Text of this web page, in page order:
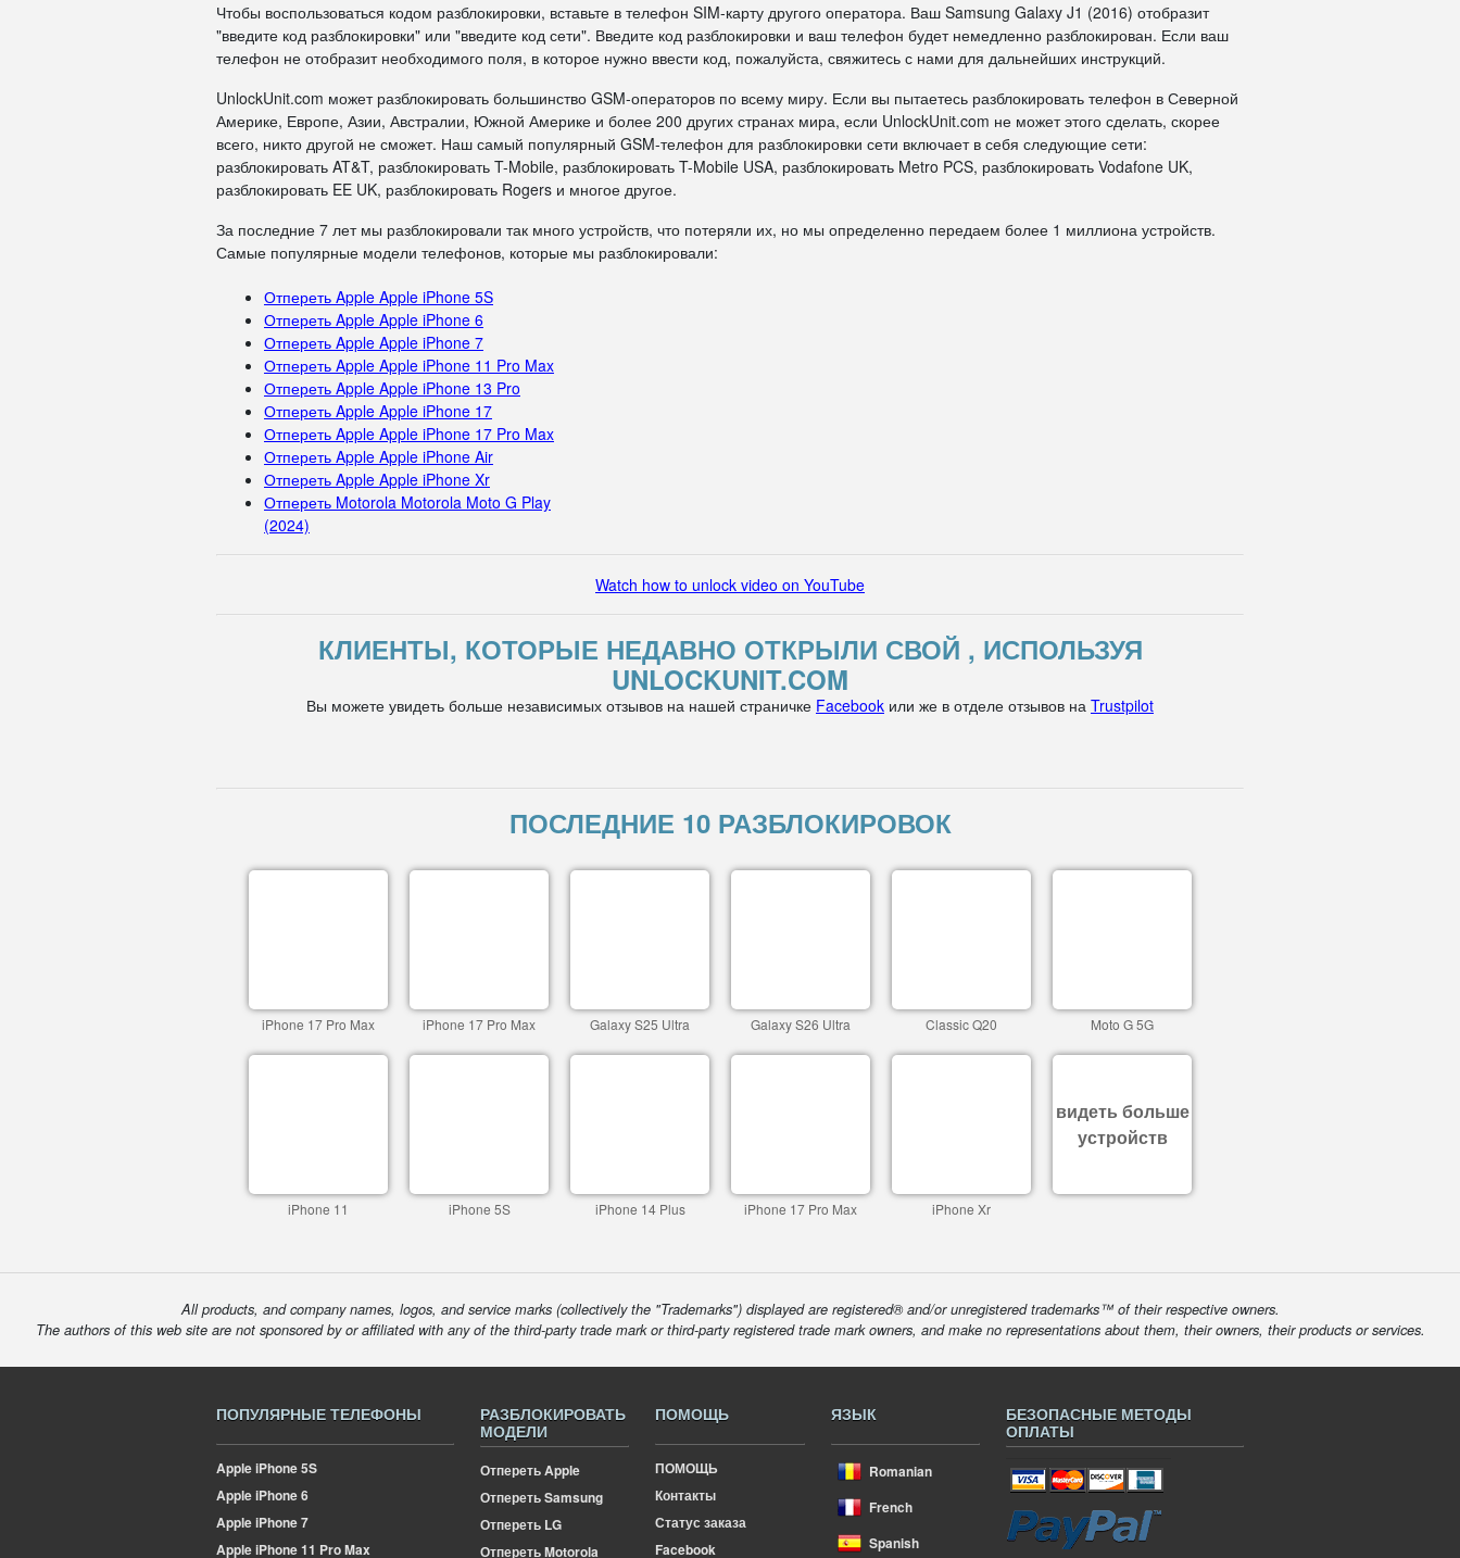
Чтобы воспользоваться кодом разблокировки, вставьте в телефон SIM-карту другого оператора. Ваш Samsung Galaxy J1 (2016) отобразит
"введите код разблокировки" или "введите код сети". Введите код разблокировки и ваш телефон будет немедленно разблокирован. Если ваш
телефон не отобразит необходимого поля, в которое нужно ввести код, пожалуйста, свяжитесь с нами для дальнейших инструкций.
UnlockUnit.com может разблокировать большинство GSM-операторов по всему миру. Если вы пытаетесь разблокировать телефон в Северной
Америке, Европе, Азии, Австралии, Южной Америке и более 200 других странах мира, если UnlockUnit.com не может этого сделать, скорее
всего, никто другой не сможет. Наш самый популярный GSM-телефон для разблокировки сети включает в себя следующие сети:
разблокировать AT&T, разблокировать T-Mobile, разблокировать T-Mobile USA, разблокировать Metro PCS, разблокировать Vodafone UK,
разблокировать EE UK, разблокировать Rogers и многое другое.
За последние 7 лет мы разблокировали так много устройств, что потеряли их, но мы определенно передаем более 1 миллиона устройств.
Самые популярные модели телефонов, которые мы разблокировали:
Отпереть Apple Apple iPhone 5S
Отпереть Apple Apple iPhone 6
Отпереть Apple Apple iPhone 7
Отпереть Apple Apple iPhone 11 Pro Max
Отпереть Apple Apple iPhone 13 Pro
Отпереть Apple Apple iPhone 17
Отпереть Apple Apple iPhone 17 Pro Max
Отпереть Apple Apple iPhone Air
Отпереть Apple Apple iPhone Xr
Отпереть Motorola Motorola Moto G Play
(2024)
Watch how to unlock video on YouTube
КЛИЕНТЫ, КОТОРЫЕ НЕДАВНО ОТКРЫЛИ СВОЙ , ИСПОЛЬЗУЯ
UNLOCKUNIT.COM
Вы можете увидеть больше независимых отзывов на нашей страничке Facebook или же в отделе отзывов на Trustpilot
ПОСЛЕДНИЕ 10 РАЗБЛОКИРОВОК
iPhone 17 Pro Max iPhone 17 Pro Max Galaxy S25 Ultra Galaxy S26 Ultra Classic Q20 Moto G 5G
iPhone 11 iPhone 5S iPhone 14 Plus iPhone 17 Pro Max iPhone Xr
видеть больше
устройств
All products, and company names, logos, and service marks (collectively the "Trademarks") displayed are registered® and/or unregistered trademarks™ of their respective owners.
The authors of this web site are not sponsored by or affiliated with any of the third-party trade mark or third-party registered trade mark owners, and make no representations about them, their owners, their products or services.
ПОПУЛЯРНЫЕ ТЕЛЕФОНЫ
AppleiPhone 5S
AppleiPhone 6
AppleiPhone 7
AppleiPhone 11 Pro Max
РАЗБЛОКИРОВАТЬ
МОДЕЛИ
Отпереть Apple
Отпереть Samsung
Отпереть LG
Отпереть Motorola
ПОМОЩЬ
ПОМОЩЬ
Контакты
Статус заказа
Facebook
ЯЗЫК
Romanian
French
Spanish
БЕЗОПАСНЫЕ МЕТОДЫ
ОПЛАТЫ